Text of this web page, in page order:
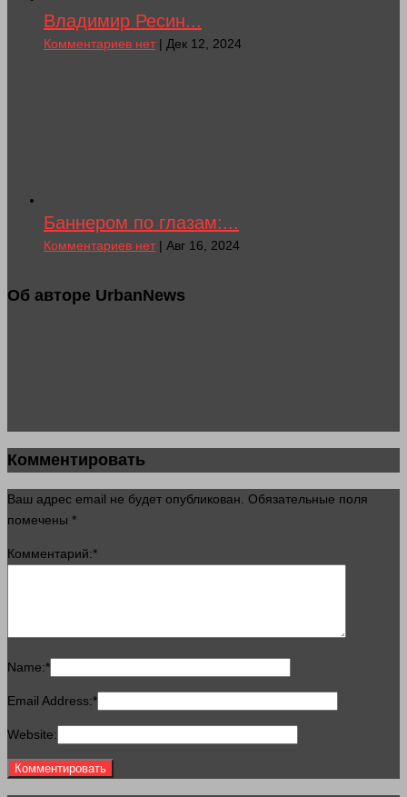
Владимир Ресин...
Комментариев нет| Дек 12, 2024
Баннером по глазам:...
Комментариев нет| Авг 16, 2024
Об авторе UrbanNews
Комментировать
Ваш адрес email не будет опубликован. Обязательные поля
помечены *
Комментарий:*
Name:*
Email Address:*
Website: